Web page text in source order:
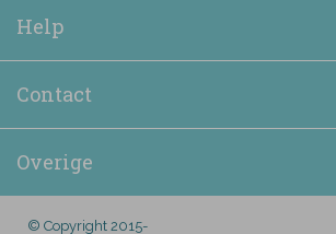
Help
Contact
Overige
© Copyright 2015-